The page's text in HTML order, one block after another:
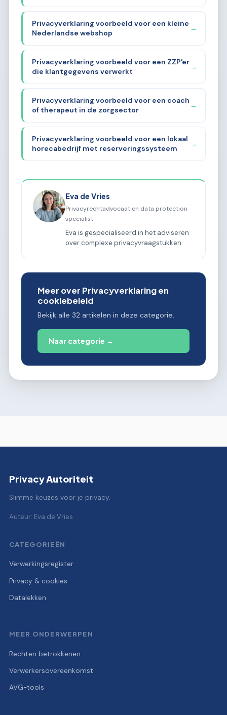
Privacyverklaring voorbeeld voor een kleine
Nederlandse webshop
→
Privacyverklaring voorbeeld voor een ZZP'er
die klantgegevens verwerkt
→
Privacyverklaring voorbeeld voor een coach
of therapeut in de zorgsector
→
Privacyverklaring voorbeeld voor een lokaal
horecabedrijf met reserveringssysteem
→
Eva de Vries
Privacyrechtadvocaat en data protection
specialist
Eva is gespecialiseerd in het adviseren
over complexe privacyvraagstukken.
Meer over Privacyverklaring en
cookiebeleid
Bekijk alle 32 artikelen in deze categorie.
Naar categorie →
Privacy Autoriteit
Slimme keuzes voor je privacy.
Auteur: Eva de Vries
CATEGORIEËN
Verwerkingsregister
Privacy & cookies
Datalekken
MEER ONDERWERPEN
Rechten betrokkenen
Verwerkersovereenkomst
AVG-tools